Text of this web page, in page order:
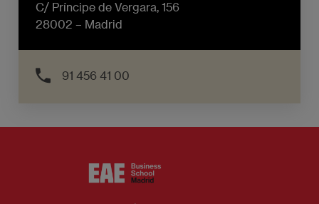
C/ Príncipe de Vergara, 156
28002 – Madrid
91 456 41 00